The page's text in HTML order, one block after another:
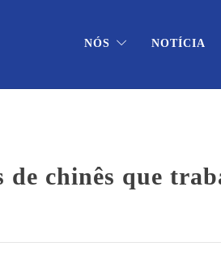
NÓS NOTÍCIA
chinês que